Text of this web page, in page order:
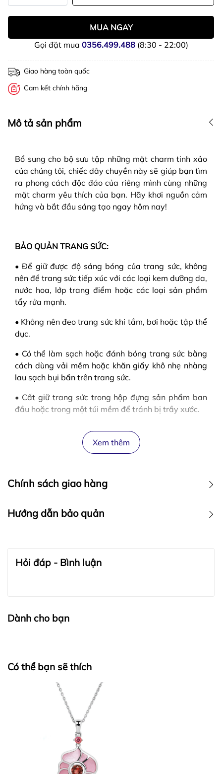
MUA NGAY
Gọi đặt mua 0356.499.488(8:30 - 22:00)
Giao hàng toàn quốc
Cam kết chính hãng
Mô tả sản phẩm
Bổ sung cho bộ sưu tập những mặt charm tinh xảo
của chúng tôi, chiếc dây chuyền này sẽ giúp bạn tìm
ra phong cách độc đáo của riêng mình cùng những
mặt charm yêu thích của bạn. Hãy khơi nguồn cảm
hứng và bắt đầu sáng tạo ngay hôm nay!
BẢO QUẢN TRANG SỨC:
• Để giữ được độ sáng bóng của trang sức, không
nên để trang sức tiếp xúc với các loại kem dưỡng da,
nước hoa, lớp trang điểm hoặc các loại sản phẩm
tẩy rửa mạnh.
• Không nên đeo trang sức khi tắm, bơi hoặc tập thể
dục.
• Có thể làm sạch hoặc đánh bóng trang sức bằng
cách dùng vải mềm hoặc khăn giấy khô nhẹ nhàng
lau sạch bụi bẩn trên trang sức.
• Cất giữ trang sức trong hộp đựng sản phẩm ban
đầu hoặc trong một túi mềm để tránh bị trầy xước.
Xem thêm
Chính sách giao hàng
Hướng dẫn bảo quản
BẢO QUẢN LỤA VÀ CASHMERE:
Hỏi đáp - Bình luận
Dành cho bạn
Có thể bạn sẽ thích